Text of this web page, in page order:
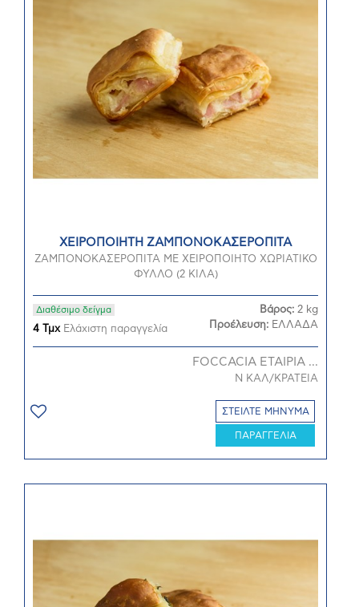
ΧΕΙΡΟΠΟΙΗΤΗ ΖΑΜΠΟΝΟΚΑΣΕΡΟΠΙΤΑ
ΖΑΜΠΟΝΟΚΑΣΕΡΟΠΙΤΑ ΜΕ ΧΕΙΡΟΠΟΙΗΤΟ ΧΩΡΙΑΤΙΚΟ
ΦΥΛΛΟ (2 ΚΙΛΑ)
Διαθέσιμο δείγμα
4 ΤμχΕλάχιστη παραγγελία
Βάρος: 2 kg
Προέλευση: ΕΛΛΑΔΑ
FOCCACIA ΕΤΑΙΡΙΑ ...
Ν ΚΑΛ/ΚΡΑΤΕΙΑ
ΣΤΕΙΛΤΕ ΜΗΝΥΜΑ
ΠΑΡΑΓΓΕΛΙΑ